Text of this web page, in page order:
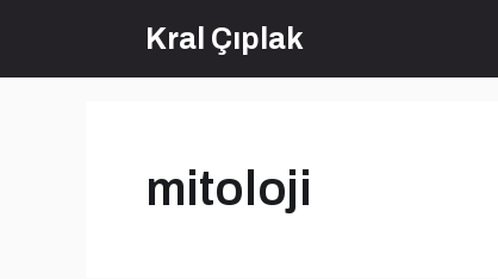
Kral Çıplak
mitoloji